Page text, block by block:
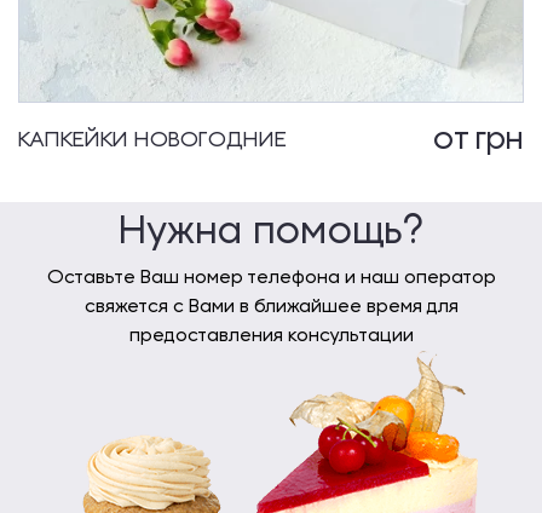
КАПКЕЙКИ НОВОГОДНИЕ от грн
Нужна помощь?
Оставьте Ваш номер телефона и наш оператор
свяжется с Вами в ближайшее время для
предоставления консультации